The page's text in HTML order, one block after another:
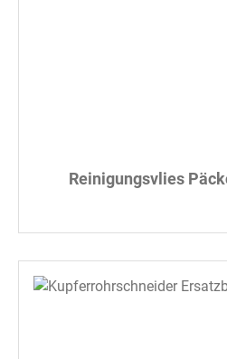
Reinigungsvlies